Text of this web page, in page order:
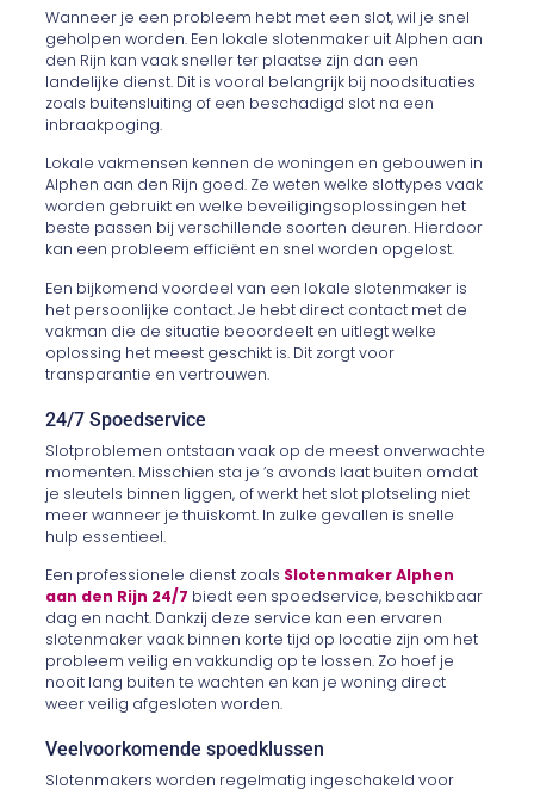
Wanneer je een probleem hebt met een slot, wil je snel
geholpen worden. Een lokale slotenmaker uit Alphen aan
den Rijn kan vaak sneller ter plaatse zijn dan een
landelijke dienst. Dit is vooral belangrijk bij noodsituaties
zoals buitensluiting of een beschadigd slot na een
inbraakpoging.
Lokale vakmensen kennen de woningen en gebouwen in
Alphen aan den Rijn goed. Ze weten welke slottypes vaak
worden gebruikt en welke beveiligingsoplossingen het
beste passen bij verschillende soorten deuren. Hierdoor
kan een probleem efficiënt en snel worden opgelost.
Een bijkomend voordeel van een lokale slotenmaker is
het persoonlijke contact. Je hebt direct contact met de
vakman die de situatie beoordeelt en uitlegt welke
oplossing het meest geschikt is. Dit zorgt voor
transparantie en vertrouwen.
24/7 Spoedservice
Slotproblemen ontstaan vaak op de meest onverwachte
momenten. Misschien sta je ’s avonds laat buiten omdat
je sleutels binnen liggen, of werkt het slot plotseling niet
meer wanneer je thuiskomt. In zulke gevallen is snelle
hulp essentieel.
Een professionele dienst zoals Slotenmaker Alphen
aan den Rijn 24/7 biedt een spoedservice, beschikbaar
dag en nacht. Dankzij deze service kan een ervaren
slotenmaker vaak binnen korte tijd op locatie zijn om het
probleem veilig en vakkundig op te lossen. Zo hoef je
nooit lang buiten te wachten en kan je woning direct
weer veilig afgesloten worden.
Veelvoorkomende spoedklussen
Slotenmakers worden regelmatig ingeschakeld voor